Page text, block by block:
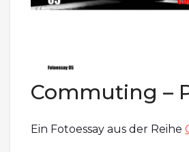
Commuting –
Ein Fotoessay aus der Reihe